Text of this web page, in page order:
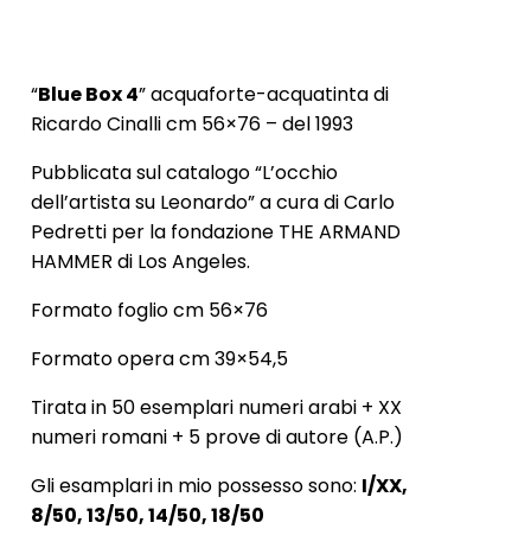
“Blue Box 4” acquaforte-acquatinta di
Ricardo Cinalli cm 56×76 – del 1993
Pubblicata sul catalogo “L’occhio
dell’artista su Leonardo” a cura di Carlo
Pedretti per la fondazione THE ARMAND
HAMMER di Los Angeles.
Formato foglio cm 56×76
Formato opera cm 39×54,5
Tirata in 50 esemplari numeri arabi + XX
numeri romani + 5 prove di autore (A.P.)
Gli esamplari in mio possesso sono: I/XX,
8/50, 13/50, 14/50, 18/50